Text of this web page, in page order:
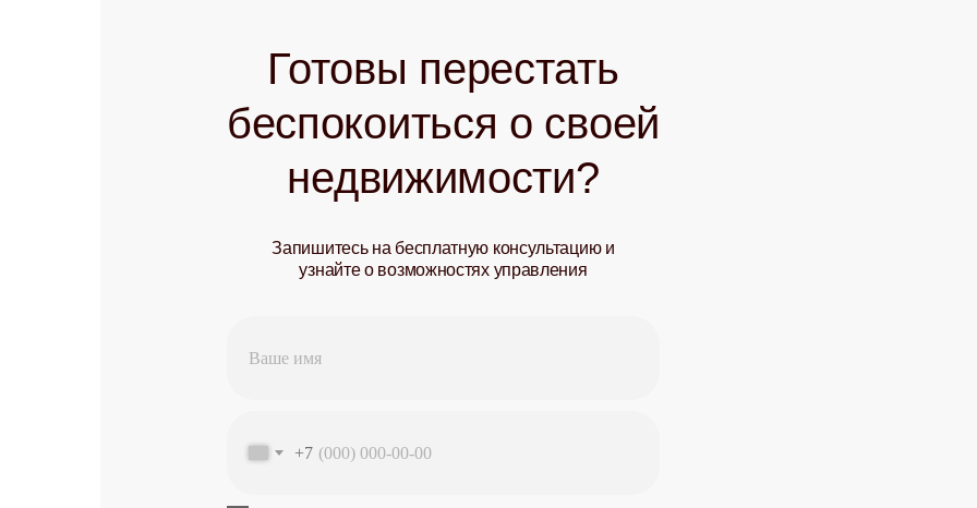
+7
Готовы перестать
беспокоиться о своей
недвижимости?
Запишитесь на бесплатную консультацию и
узнайте о возможностях управления